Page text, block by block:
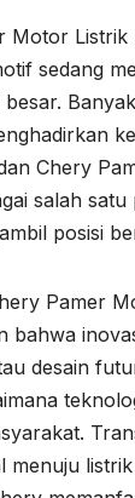
Motor Listrik
sedang
Chery
salah
posisi
Pamer
bahwa
desain
menuju